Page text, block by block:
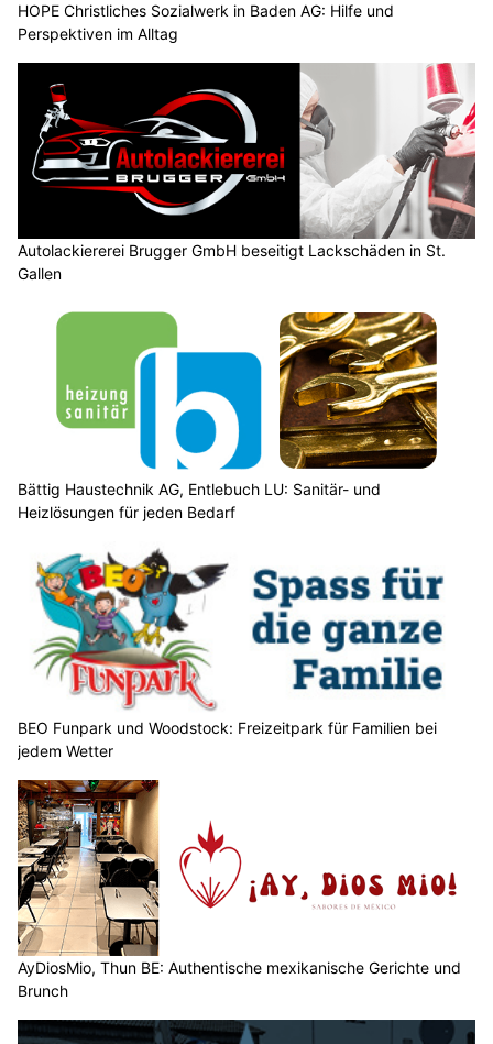
HOPE Christliches Sozialwerk in Baden AG: Hilfe und
Perspektiven im Alltag
Autolackiererei Brugger GmbH beseitigt Lackschäden in St.
Gallen
Bättig Haustechnik AG, Entlebuch LU: Sanitär- und
Heizlösungen für jeden Bedarf
BEO Funpark und Woodstock: Freizeitpark für Familien bei
jedem Wetter
AyDiosMio, Thun BE: Authentische mexikanische Gerichte und
Brunch